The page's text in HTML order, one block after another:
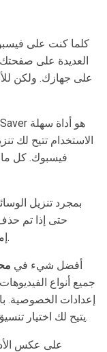
كلما كنت على
العديدة على
على جهازك. ولكن
الاستخدام تتيح لك
فيسبوك. كل ما
بمجرد تنزيل
حتى إذا تم
إمكانية الوصول إلى الملف الذي قمت بتنزيله.
أفضل شيء في
جميع أنواع
إعدادات الخصوصية.
بجودة HD، MP4، وSD. يتيح لك اختيار تنسيق الملف عند التنزيل.
على عكس